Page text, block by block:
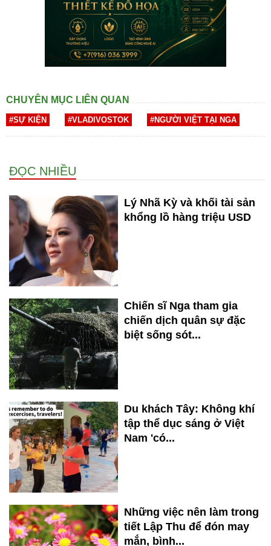
CHUYÊN MỤC LIÊN QUAN
#SỰ KIỆN #VLADIVOSTOK #NGƯỜI VIỆT TẠI NGA
ĐỌC NHIỀU
Lý Nhã Kỳ và khối tài sản
khổng lồ hàng triệu USD
Chiến sĩ Nga tham gia
chiến dịch quân sự đặc
biệt sống sót...
Du khách Tây: Không khí
tập thể dục sáng ở Việt
Nam 'có...
Những việc nên làm trong
tiết Lập Thu để đón may
mắn, bình...